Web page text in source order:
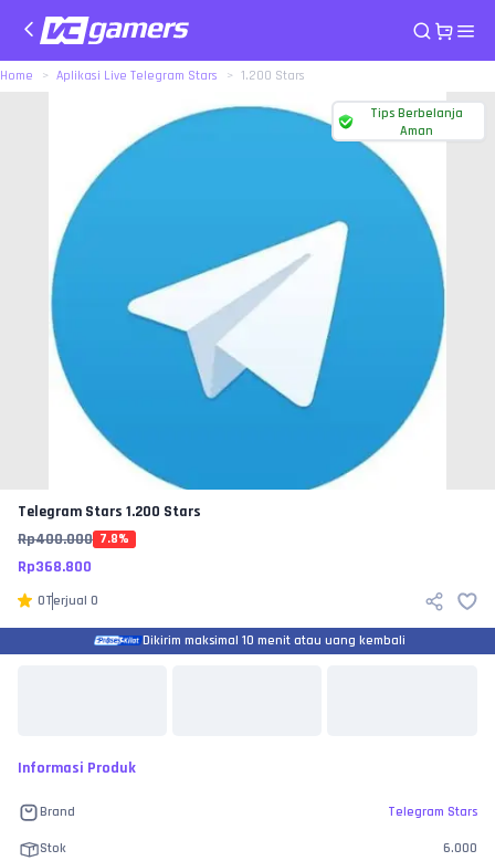
Home Aplikasi Live Telegram Stars 1.200 Stars
Tips Berbelanja
Aman
Telegram Stars 1.200 Stars
Rp400.000 7.8%
Rp368.800
0Terjual 0
Dikirim maksimal 10 menit atau uang kembali
Informasi Produk
Brand Telegram Stars
Stok 6.000